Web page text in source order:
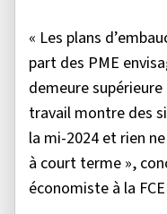
« Les plans
part des PME
demeure
travail montre des
la mi-2024 et rien
à court terme »,
économiste à la